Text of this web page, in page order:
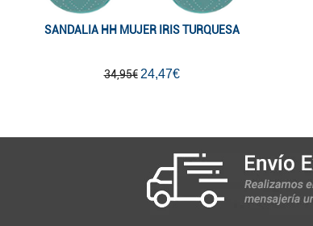
SANDALIA HH MUJER IRIS TURQUESA
34,95€ 24,47€